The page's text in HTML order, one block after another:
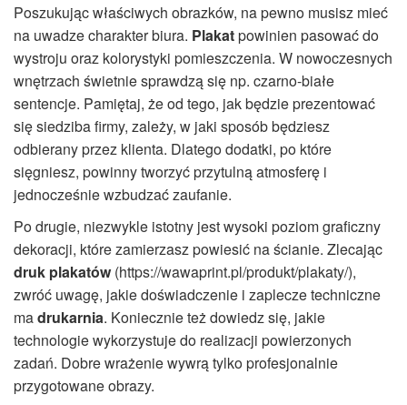
Poszukując właściwych obrazków, na pewno musisz mieć
na uwadze charakter biura. Plakatpowinien pasować do
wystroju oraz kolorystyki pomieszczenia. W nowoczesnych
wnętrzach świetnie sprawdzą się np. czarno-białe
sentencje. Pamiętaj, że od tego, jak będzie prezentować
się siedziba firmy, zależy, w jaki sposób będziesz
odbierany przez klienta. Dlatego dodatki, po które
sięgniesz, powinny tworzyć przytulną atmosferę i
jednocześnie wzbudzać zaufanie.
Po drugie, niezwykle istotny jest wysoki poziom graficzny
dekoracji, które zamierzasz powiesić na ścianie. Zlecając
druk plakatów (https://wawaprint.pl/produkt/plakaty/),
zwróć uwagę, jakie doświadczenie i zaplecze techniczne
madrukarnia. Koniecznie też dowiedz się, jakie
technologie wykorzystuje do realizacji powierzonych
zadań. Dobre wrażenie wywrą tylko profesjonalnie
przygotowane obrazy.